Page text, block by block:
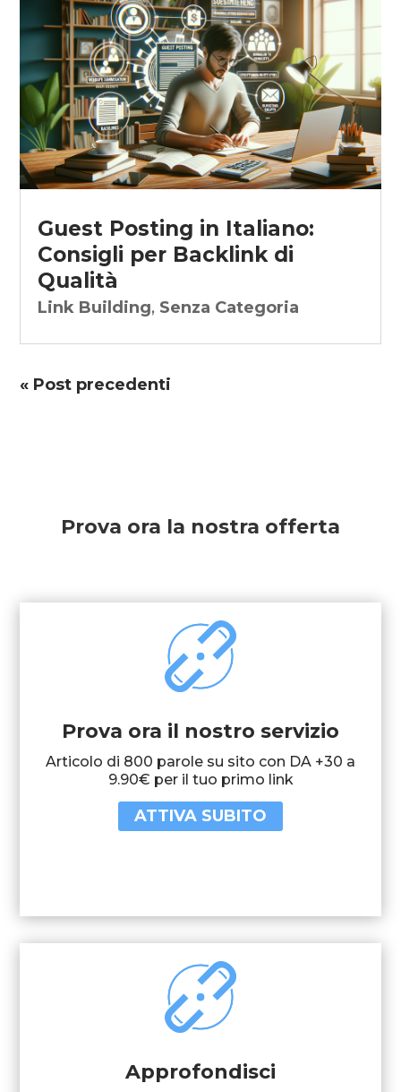
Guest Posting in Italiano:
Consigli per Backlink di
Qualità
Link Building, Senza Categoria
« Post precedenti
Prova ora la nostra offerta
Prova ora il nostro servizio
Articolo di 800 parole su sito con DA +30 a
9.90€ per il tuo primo link
ATTIVA SUBITO
Approfondisci